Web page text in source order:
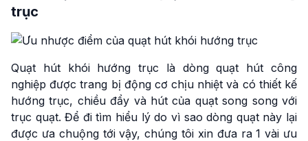
trục
Quạt hút khói hướng trục là dòng quạt hút công
nghiệp được trang bị động cơ chịu nhiệt và có thiết kế
hướng trục, chiều đẩy và hút của quạt song song với
trục quạt. Để đi tìm hiểu lý do vì sao dòng quạt này lại
được ưa chuộng tới vậy, chúng tôi xin đưa ra 1 vài ưu